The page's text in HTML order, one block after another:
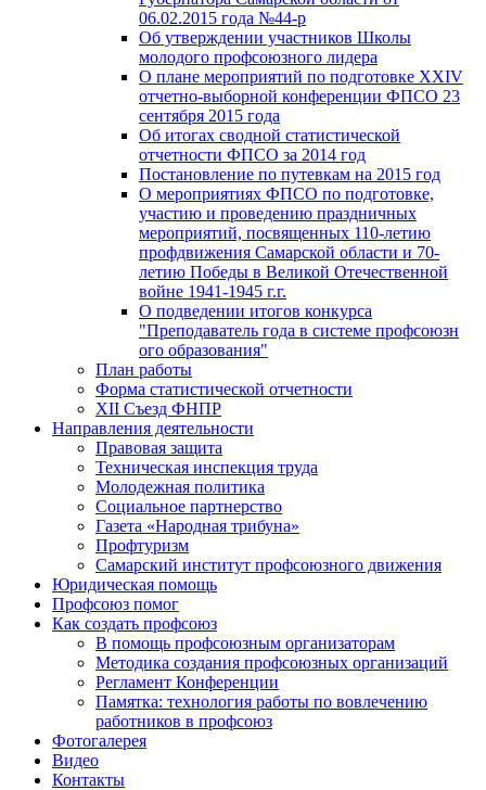
06.02.2015 года №44-р
Об утверждении участников Школы
молодого профсоюзного лидера
О плане мероприятий по подготовке XXIV
отчетно-выборной конференции ФПСО 23
сентября 2015 года
Об итогах сводной статистической
отчетности ФПСО за 2014 год
Постановление по путевкам на 2015 год
О мероприятиях ФПСО по подготовке,
участию и проведению праздничных
мероприятий, посвященных 110-летию
профдвижения Самарской области и 70-
летию Победы в Великой Отечественной
войне 1941-1945 г.г.
О подведении итогов конкурса
"Преподаватель года в системе профсоюзн
ого образования"
План работы
Форма статистической отчетности
XII Съезд ФНПР
Направления деятельности
Правовая защита
Техническая инспекция труда
Молодежная политика
Социальное партнерство
Газета «Народная трибуна»
Профтуризм
Самарский институт профсоюзного движения
Юридическая помощь
Профсоюз помог
Как создать профсоюз
В помощь профсоюзным организаторам
Методика создания профсоюзных организаций
Регламент Конференции
Памятка: технология работы по вовлечению
работников в профсоюз
Фотогалерея
Видео
Контакты